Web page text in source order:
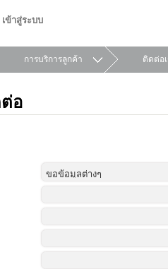
เข้าสู่ระบบ
การบริการลูกค้า ติดต่อ
อ